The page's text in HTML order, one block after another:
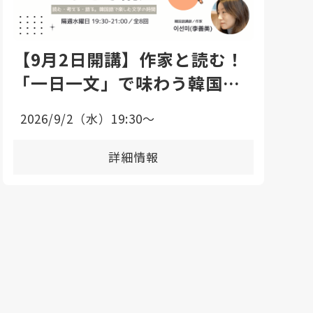
【9月2日開講】作家と読む！
「一日一文」で味わう韓国語
2026/9/2（水）19:30〜
詳細情報